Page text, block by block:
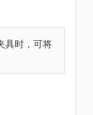
具时，可将